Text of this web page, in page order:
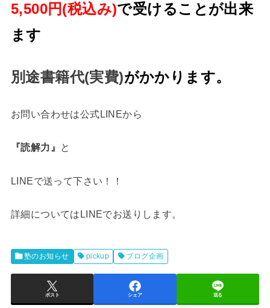
5,500円(税込み)で受けることが出来
ます
別途書籍代(実費)がかかります。
お問い合わせは公式LINEから
『読解力』 と
LINEで送って下さい！！
詳細についてはLINEでお送りします。
塾のお知らせ pickup ブログ企画
ポスト シェア 送る